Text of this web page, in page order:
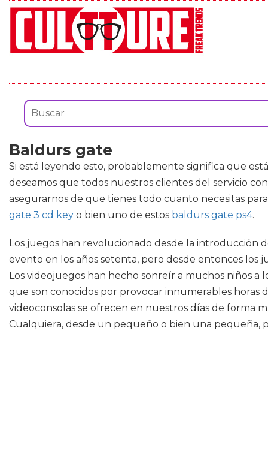
Baldurs gate
Si está leyendo esto, probablemente significa que
deseamos que todos nuestros clientes del servicio
asegurarnos de que tienes todo cuanto necesitas
gate 3 cd key o bien uno de estos baldurs gate ps4.
Los juegos han revolucionado desde la introducción
evento en los años setenta, pero desde entonces
Los videojuegos han hecho sonreír a muchos niños a
que son conocidos por provocar innumerables horas
videoconsolas se ofrecen en nuestros días de forma
Cualquiera, desde un pequeño o bien una pequeña,